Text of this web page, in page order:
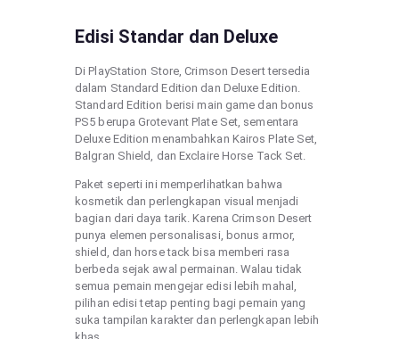
Edisi Standar dan Deluxe
Di PlayStation Store, Crimson Desert tersedia
dalam Standard Edition dan Deluxe Edition.
Standard Edition berisi main game dan bonus
PS5 berupa Grotevant Plate Set, sementara
Deluxe Edition menambahkan Kairos Plate Set,
Balgran Shield, dan Exclaire Horse Tack Set.
Paket seperti ini memperlihatkan bahwa
kosmetik dan perlengkapan visual menjadi
bagian dari daya tarik. Karena Crimson Desert
punya elemen personalisasi, bonus armor,
shield, dan horse tack bisa memberi rasa
berbeda sejak awal permainan. Walau tidak
semua pemain mengejar edisi lebih mahal,
pilihan edisi tetap penting bagi pemain yang
suka tampilan karakter dan perlengkapan lebih